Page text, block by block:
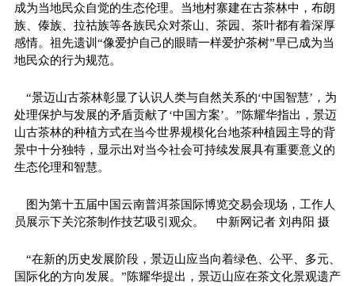
成为当地民众自觉的生态伦理。当地村寨建在古茶林中，布朗
族、傣族、拉祜族等各族民众对茶山、茶园、茶叶都有着深厚
感情。祖先遗训“像爱护自己的眼睛一样爱护茶树”早已成为当
地民众的行为规范。
“景迈山古茶林彰显了认识人类与自然关系的‘中国智慧’，为
处理保护与发展的矛盾贡献了‘中国方案’。”陈耀华指出，景迈
山古茶林的种植方式在当今世界规模化台地茶种植园主导的背
景中十分独特，显示出对当今社会可持续发展具有重要意义的
生态伦理和智慧。
图为第十五届中国云南普洱茶国际博览交易会现场，工作人
员展示下关沱茶制作技艺吸引观众。 中新网记者 刘冉阳 摄
“在新的历史发展阶段，景迈山应当向着绿色、公平、多元、
国际化的方向发展。”陈耀华提出，景迈山应在茶文化景观遗产